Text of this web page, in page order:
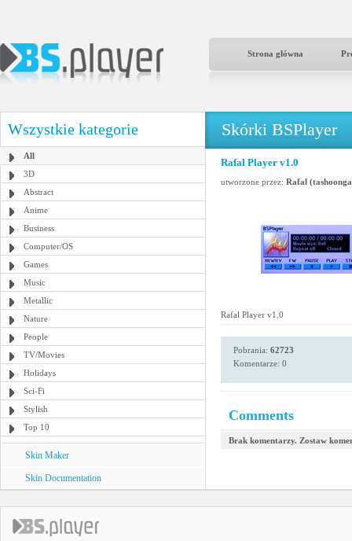
Strona główna
Wszystkie kategorie
All
3D
Abstract
Anime
Business
Computer/OS
Games
Music
Metallic
Nature
People
TV/Movies
Holidays
Sci-Fi
Stylish
Top 10
Skin Maker
Skin Documentation
Skórki BSPlayer
Rafal Player v1.0
utworzone przez: Rafal
Rafal Player v1.0
Pobrania: 62723
Komentarze: 0
Comments
Brak komentarzy. Zostaw